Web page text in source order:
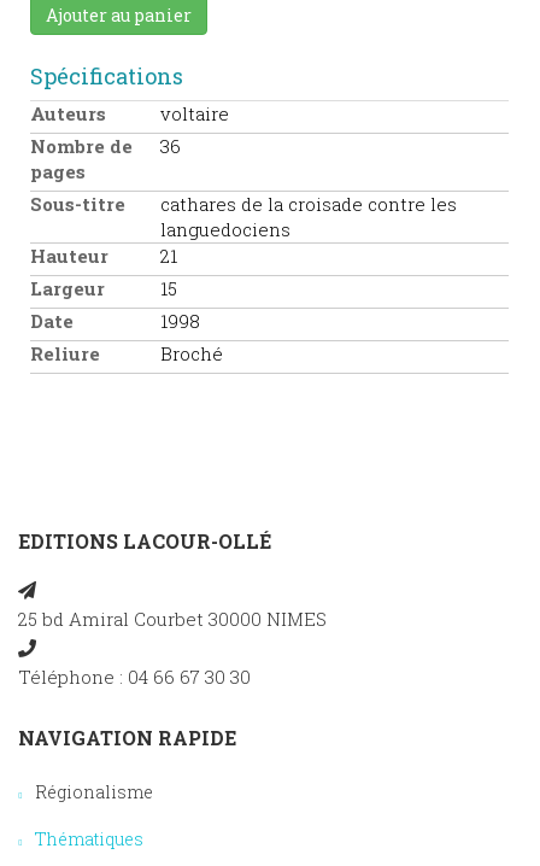
Ajouter au panier
Spécifications
Auteurs
voltaire
Nombre de
pages
36
Sous-titre
cathares de la croisade contre les
languedociens
Hauteur
21
Largeur
15
Date
1998
Reliure
Broché
EDITIONS LACOUR-OLLÉ
25 bd Amiral Courbet 30000 NIMES
Téléphone : 04 66 67 30 30
NAVIGATION RAPIDE
Régionalisme
Thématiques